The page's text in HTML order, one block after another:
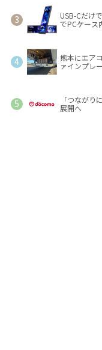
USB-Cだけ
でPCケース
熊本にエア
ァインプレー
「つなが
展開へ